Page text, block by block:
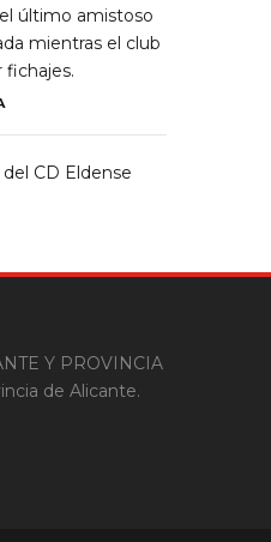
último amistoso
mientras el club
fichajes.
CD Eldense
de Alicante.